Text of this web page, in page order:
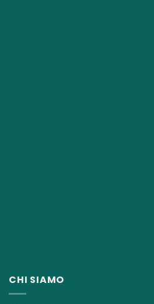
CHI SIAMO